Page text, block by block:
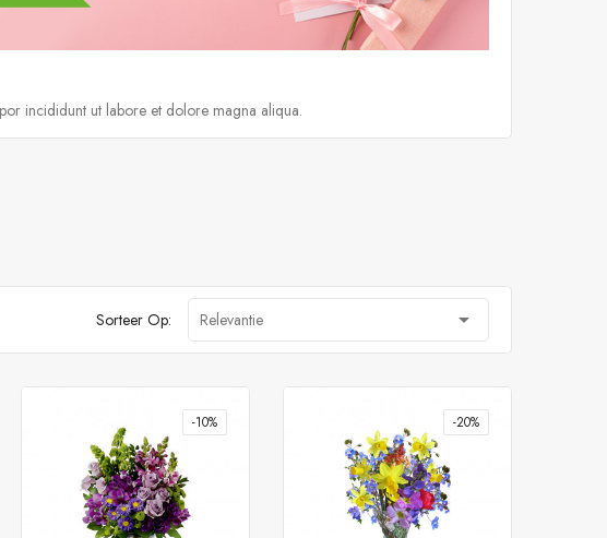
incididunt ut labore et dolore magna aliqua.
Sorteer Op: Relevantie 
-10% -20%